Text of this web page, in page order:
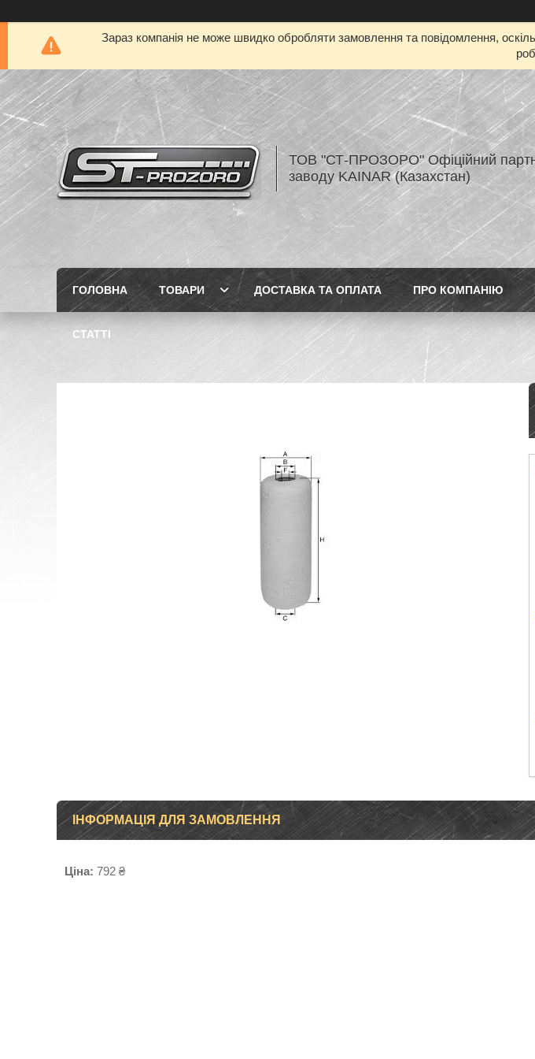
Зараз компанія не може швидко обробляти замовлення та повідомлення,
ТОВ "СТ-ПРОЗОРО" Офіційний
заводу KAINAR (Казахстан)
ГОЛОВНА ТОВАРИ ДОСТАВКА ТА ОПЛАТА ПРО КОМПАНІЮ
СТАТТІ
ІНФОРМАЦІЯ ДЛЯ ЗАМОВЛЕННЯ
Ціна: 792 ₴